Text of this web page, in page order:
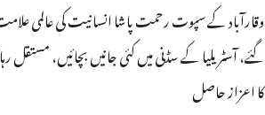
وقارآباد کے سپوت رحمت پاشا انسانیت کی عالمی
گئے، آسٹریلیا کے سڈنی میں کئی جانیں بچائیں، مستقل
کا اعزاز حاصل